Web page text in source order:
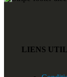
LIENS